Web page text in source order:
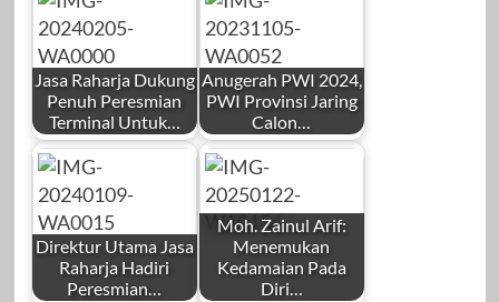
Redaksi
Desember 24,
2025
Redaksi
Januari 3, 2024
Jasa Raharja Dukung
Penuh Peresmian
Terminal Untuk…
by
Redaksi
Anugerah PWI 2024,
PWI Provinsi Jaring
Calon…
by
Redaksi
Direktur Utama Jasa
Raharja Hadiri
Peresmian…
Moh. Zainul Arif:
Menemukan
Kedamaian Pada
Diri…